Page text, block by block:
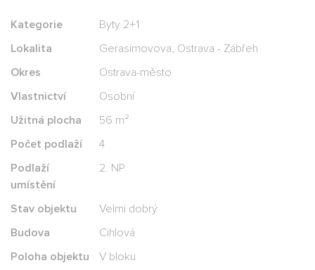
Kategorie
Byty 2+1
Lokalita
Gerasimovova, Ostrava - Zábřeh
Okres
Ostrava-město
Vlastnictví
Osobní
Užitná plocha
56 m²
Počet podlaží
4
Podlaží
umístění
2. NP
Stav objektu
Velmi dobrý
Budova
Cihlová
Poloha objektu
V bloku